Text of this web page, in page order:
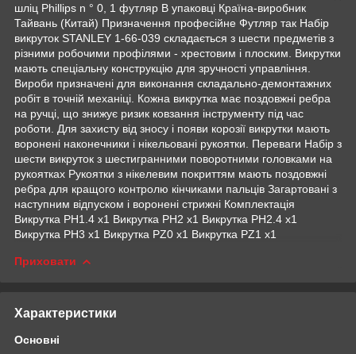
шліц Phillips n ° 0, 1 футляр В упаковці Країна-виробник
Тайвань (Китай) Призначення професійне Футляр так Набір
викруток STANLEY 1-66-039 складається з шести предметів з
різними робочими профілями - хрестовим і плоским. Викрутки
мають спеціальну конструкцію для зручності управління.
Вироби призначені для виконання складально-демонтажних
робіт в точній механіці. Кожна викрутка має поздовжні ребра
на ручці, що знижує ризик ковзання інструменту під час
роботи. Для захисту від зносу і появи корозії викрутки мають
воронені наконечники і нікельовані рукоятки. Переваги Набір з
шести викруток з шестигранними поворотними головками на
рукоятках Рукоятки з нікелевим покриттям мають поздовжні
ребра для кращого контролю кінчиками пальців Загартовані з
наступним відпуском і воронені стрижні Комплектація
Викрутка PH1.4 x1 Викрутка PH2 x1 Викрутка PH2.4 x1
Викрутка PH3 x1 Викрутка PZ0 x1 Викрутка PZ1 x1
Приховати
Характеристики
Основні